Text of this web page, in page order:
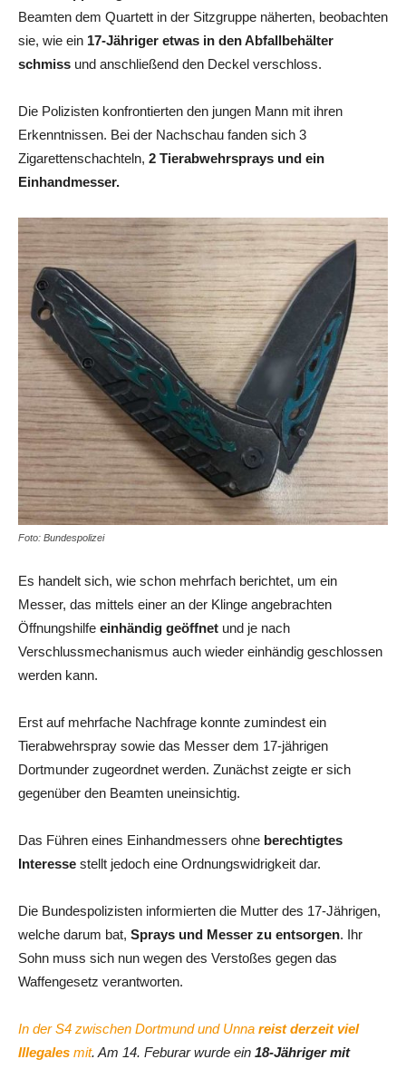
Beamten dem Quartett in der Sitzgruppe näherten, beobachten
sie, wie ein 17-Jähriger etwas in den Abfallbehälter
schmiss und anschließend den Deckel verschloss.
Die Polizisten konfrontierten den jungen Mann mit ihren
Erkenntnissen. Bei der Nachschau fanden sich 3
Zigarettenschachteln, 2 Tierabwehrsprays und ein
Einhandmesser.
Foto: Bundespolizei
Es handelt sich, wie schon mehrfach berichtet, um ein
Messer, das mittels einer an der Klinge angebrachten
Öffnungshilfe einhändig geöffnet und je nach
Verschlussmechanismus auch wieder einhändig geschlossen
werden kann.
Erst auf mehrfache Nachfrage konnte zumindest ein
Tierabwehrspray sowie das Messer dem 17-jährigen
Dortmunder zugeordnet werden. Zunächst zeigte er sich
gegenüber den Beamten uneinsichtig.
Das Führen eines Einhandmessers ohne berechtigtes
Interesse stellt jedoch eine Ordnungswidrigkeit dar.
Die Bundespolizisten informierten die Mutter des 17-Jährigen,
welche darum bat, Sprays und Messer zu entsorgen. Ihr
Sohn muss sich nun wegen des Verstoßes gegen das
Waffengesetz verantworten.
In der S4 zwischen Dortmund und Unna reist derzeit viel
Illegales mit. Am 14. Feburar wurde ein 18-Jähriger mit